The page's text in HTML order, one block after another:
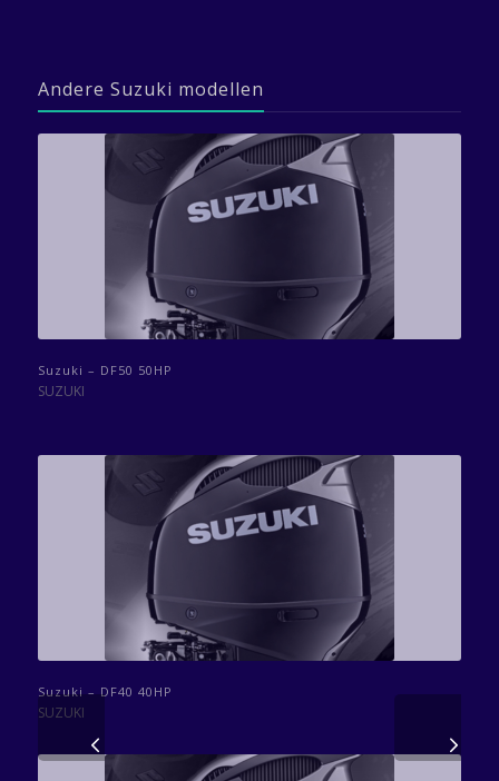
Andere Suzuki modellen
Suzuki – DF50 50HP
SUZUKI
Suzuki – DF40 40HP
SUZUKI